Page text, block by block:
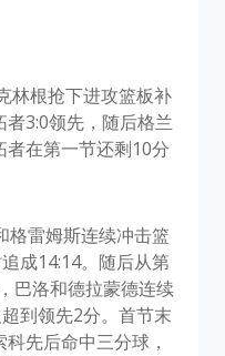
林根抢下进攻篮板补
3:0领先，随后格兰
在第一节还剩10分
格雷姆斯连续冲击篮
成14:14。随后从第
巴洛和德拉蒙德连续
到领先2分。首节末
先后命中三分球，